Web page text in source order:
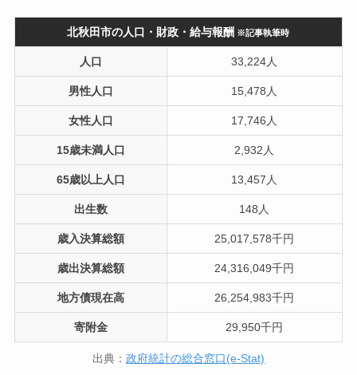
北秋田市の人口・財政・給与報酬 ※記事執筆時
人口 33,224人
男性人口 15,478人
女性人口 17,746人
15歳未満人口 2,932人
65歳以上人口 13,457人
出生数 148人
歳入決算総額 25,017,578千円
歳出決算総額 24,316,049千円
地方債現在高 26,254,983千円
寄附金 29,950千円
出典： 政府統計の総合窓口(e-Stat)